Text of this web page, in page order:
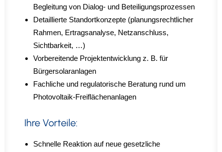
Begleitung von Dialog- und Beteiligungsprozessen
Detaillierte Standortkonzepte (planungsrechtlicher
Rahmen, Ertragsanalyse, Netzanschluss,
Sichtbarkeit, …)
Vorbereitende Projektentwicklung z. B. für
Bürgersolaranlagen
Fachliche und regulatorische Beratung rund um
Photovoltaik-Freiflächenanlagen
Ihre Vorteile:
Schnelle Reaktion auf neue gesetzliche